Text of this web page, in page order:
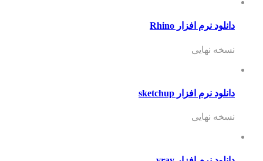
دانلود نرم افزار Rhino
نسخه نهایی
دانلود نرم افزار sketchup
نسخه نهایی